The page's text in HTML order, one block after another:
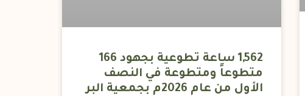
1,562 ساعة تطوعية بجهود 166
متطوعاً ومتطوعة في النصف
الأول من عام 2026م بجمعية البر